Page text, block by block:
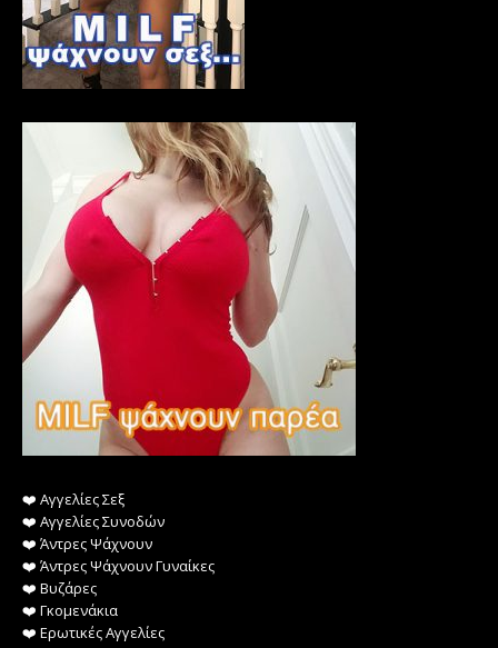
❤️️ Αγγελίες Σεξ
❤️️ Αγγελίες Συνοδών
❤️️ Άντρες Ψάχνουν
❤️️ Άντρες Ψάχνουν Γυναίκες
❤️️ Βυζάρες
❤️️ Γκομενάκια
❤️️ Ερωτικές Αγγελίες